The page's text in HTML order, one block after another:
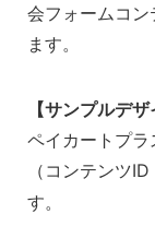
会フォームコ
ます。
【サンプルデザ
ペイカートプ
（コンテンツID
す。